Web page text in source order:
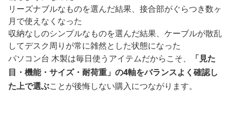
リーズナブルなものを選んだ結果、接合部がぐらつき数ヶ
月で使えなくなった
収納なしのシンプルなものを選んだ結果、ケーブルが散乱
してデスク周りが常に雑然とした状態になった
パソコン台 木製は毎日使うアイテムだからこそ、
「見た
目・機能・サイズ・耐荷重」の4軸をバランスよく確認し
た上で選ぶことが後悔しない購入につながります。